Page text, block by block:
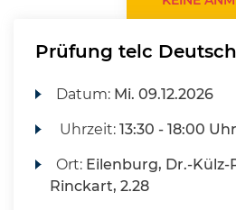
Prüfung telc Deutsch
Datum: Mi. 09.12.2026
Uhrzeit:13:30 - 18:00 Uhr
Ort: Eilenburg, Dr.-Külz-
Rinckart, 2.28